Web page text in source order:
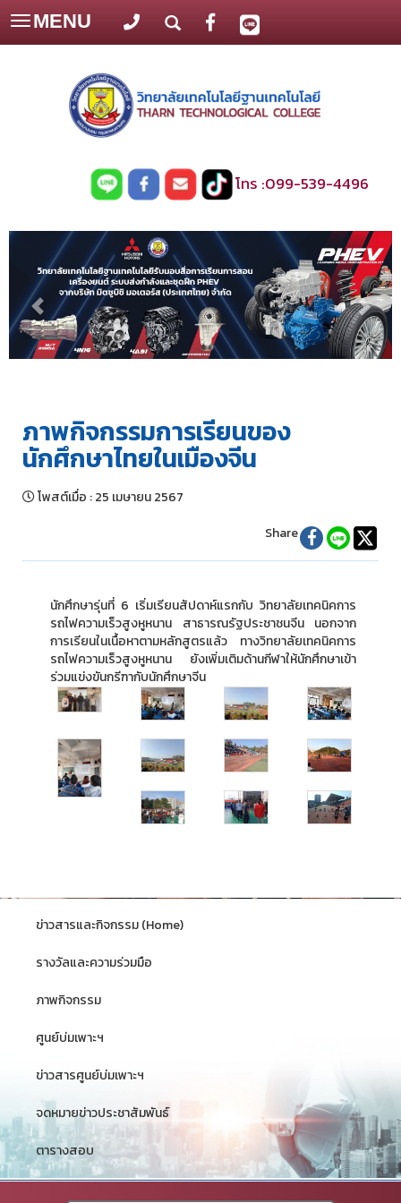
โทร :099-539-4496
Toggle
navigation
MENU
ภาพกิจกรรมการเรียนของ
นักศึกษาไทยในเมืองจีน
โพสต์เมื่อ :25 เมษายน 2567
Share
นักศึกษารุ่นที่ 6 เริ่มเรียนสัปดาห์แรกกับ วิทยาลัยเทคนิคการ
รถไฟความเร็วสูงหูหนาน สาธารณรัฐประชาชนจีน นอกจาก
การเรียนในเนื้อหาตามหลักสูตรแล้ว ทางวิทยาลัยเทคนิคการ
รถไฟความเร็วสูงหูหนาน ยังเพิ่มเติมด้านกีฬาให้นักศึกษาเข้า
ร่วมแข่งขันกรีฑากับนักศึกษาจีน
ข่าวสารและกิจกรรม (Home)
รางวัลและความร่วมมือ
ภาพกิจกรรม
ศูนย์บ่มเพาะฯ
ข่าวสารศูนย์บ่มเพาะฯ
จดหมายข่าวประชาสัมพันธ์
ตารางสอบ